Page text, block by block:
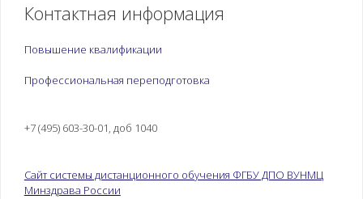
Контактная информация
Повышение квалификации
Профессиональная переподготовка
+7 (495) 603-30-01, доб 1040
Сайт системы дистанционного обучения ФГБУ ДПО ВУНМЦ
Минздрава России